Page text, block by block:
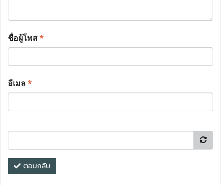
ชื่อผู้โพส*
อีเมล*
ตอบกลับ